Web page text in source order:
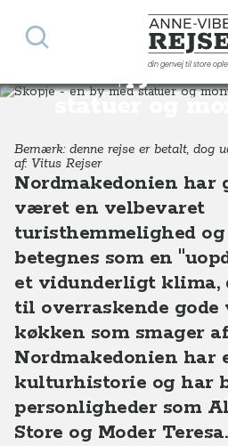
Anne-Vibeke
din genvej til store
Søg
Skopje -
statuer og
Destinationer Europa Nordmakedonien
Bemærk: denne rejse er betalt, dog
af: Vitus Rejser
Nordmakedonien har
været en velbevaret
turisthemmelighed
betegnes som en
et vidunderligt klima,
til overraskende gode
køkken som smager
Nordmakedonien har
kulturhistorie og har
personligheder som
Store og Moder Teresa.